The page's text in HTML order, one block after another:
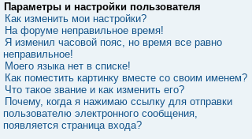
Параметры и настройки пользователя
Как изменить мои настройки?
На форуме неправильное время!
Я изменил часовой пояс, но время все равно
неправильное!
Моего языка нет в списке!
Как поместить картинку вместе со своим именем?
Что такое звание и как изменить его?
Почему, когда я нажимаю ссылку для отправки
пользователю электронного сообщения,
появляется страница входа?